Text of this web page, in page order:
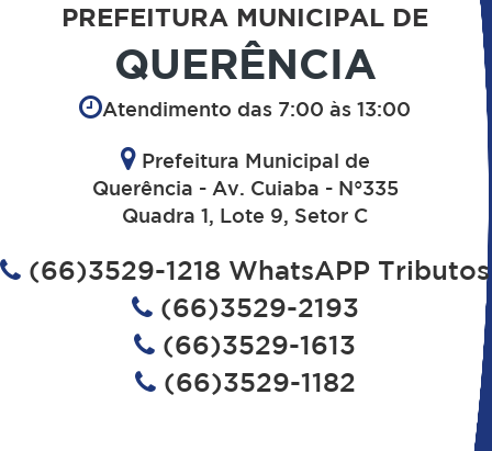
PREFEITURA MUNICIPAL DE
QUERÊNCIA
Atendimento das 7:00 às 13:00
Prefeitura Municipal de
Querência - Av. Cuiaba - N°335
Quadra 1, Lote 9, Setor C
(66)3529-1218 WhatsAPP Tributos
(66)3529-2193
(66)3529-1613
(66)3529-1182